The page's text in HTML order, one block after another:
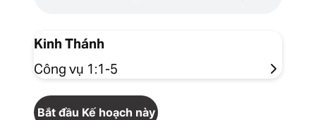
Kinh Thánh
Công vụ 1:1-5
Bắt đầu Kế hoạch này